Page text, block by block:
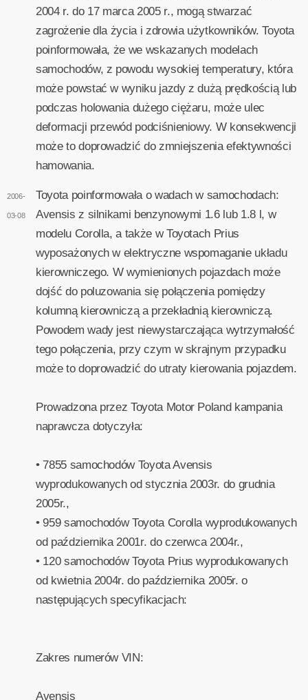
2004 r. do 17 marca 2005 r., mogą stwarzać
zagrożenie dla życia i zdrowia użytkowników. Toyota
poinformowała, że we wskazanych modelach
samochodów, z powodu wysokiej temperatury, która
może powstać w wyniku jazdy z dużą prędkością lub
podczas holowania dużego ciężaru, może ulec
deformacji przewód podciśnieniowy. W konsekwencji
może to doprowadzić do zmniejszenia efektywności
hamowania.
2006-
03-08
Toyota poinformowała o wadach w samochodach:
Avensis z silnikami benzynowymi 1.6 lub 1.8 l, w
modelu Corolla, a także w Toyotach Prius
wyposażonych w elektryczne wspomaganie układu
kierowniczego. W wymienionych pojazdach może
dojść do poluzowania się połączenia pomiędzy
kolumną kierowniczą a przekładnią kierowniczą.
Powodem wady jest niewystarczająca wytrzymałość
tego połączenia, przy czym w skrajnym przypadku
może to doprowadzić do utraty kierowania pojazdem.
Prowadzona przez Toyota Motor Poland kampania
naprawcza dotyczyła:
• 7855 samochodów Toyota Avensis
wyprodukowanych od stycznia 2003r. do grudnia
2005r.,
• 959 samochodów Toyota Corolla wyprodukowanych
od października 2001r. do czerwca 2004r.,
• 120 samochodów Toyota Prius wyprodukowanych
od kwietnia 2004r. do października 2005r. o
następujących specyfikacjach:
Zakres numerów VIN:
Avensis